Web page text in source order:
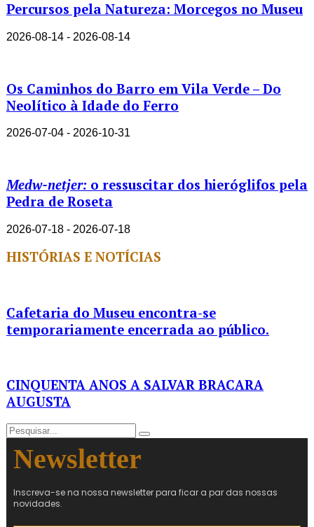
Percursos pela Natureza: Morcegos no Museu
2026-08-14 - 2026-08-14
Os Caminhos do Barro em Vila Verde – Do
Neolítico à Idade do Ferro
2026-07-04 - 2026-10-31
Medw-netjer: o ressuscitar dos hieróglifos pela
Pedra de Roseta
2026-07-18 - 2026-07-18
HISTÓRIAS E NOTÍCIAS
Cafetaria do Museu encontra-se
temporariamente encerrada ao público.
CINQUENTA ANOS A SALVAR BRACARA
AUGUSTA